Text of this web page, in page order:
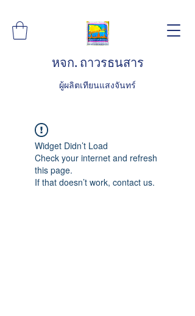
หจก. ถาวรธนสาร
ผู้ผลิตเทียนแสงจันทร์
Widget Didn’t Load
Check your internet and refresh
this page.
If that doesn’t work, contact us.